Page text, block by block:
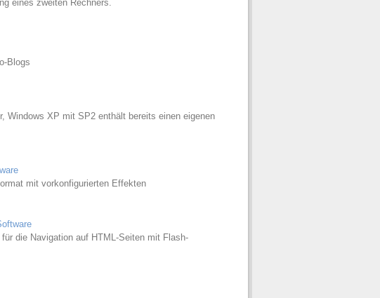
eines zweiten Rechners.
Blogs
Windows XP mit SP2 enthält bereits einen eigenen
mit vorkonfigurierten Effekten
die Navigation auf HTML-Seiten mit Flash-